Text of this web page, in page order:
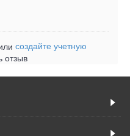
создайте учетную
отзыв